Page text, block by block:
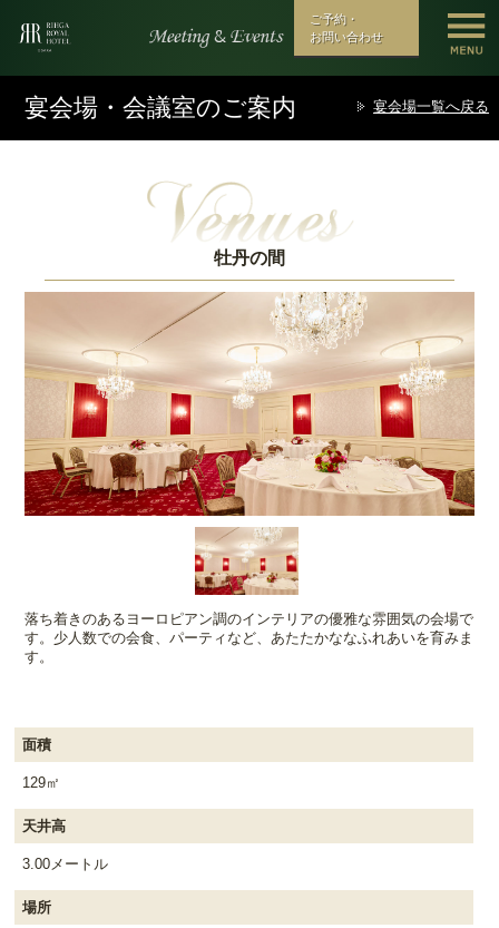
ご予約・
お問い合わせ
宴会場・会議室のご案内 宴会場一覧へ戻る
牡丹の間
落ち着きのあるヨーロピアン調のインテリアの優雅な雰囲気の会場で
す。少人数での会食、パーティなど、あたたかななふれあいを育みま
す。
面積
129㎡
天井高
3.00メートル
場所